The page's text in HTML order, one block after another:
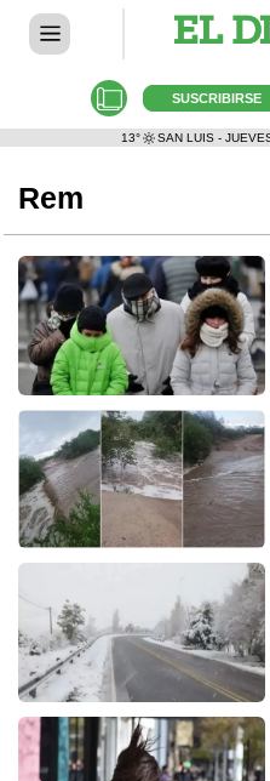
SUSCRIBIRSE
13° SAN LUIS -
Rem